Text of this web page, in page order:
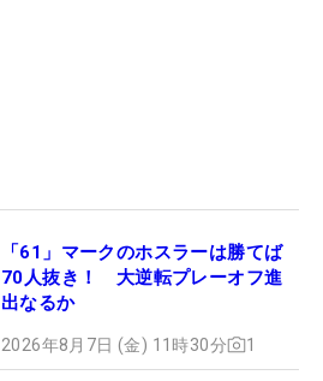
「61」マークのホスラーは勝てば
70人抜き！ 大逆転プレーオフ進
出なるか
2026年8月7日 (金) 11時30分 1